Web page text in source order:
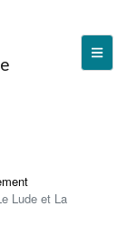
Lude et La